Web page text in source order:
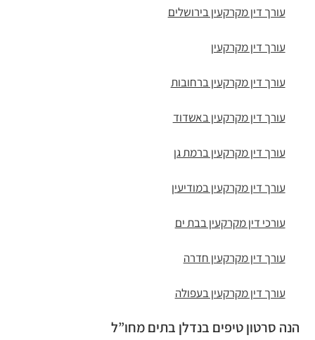
עורך דין מקרקעין בירושלים
עורך דין מקרקעין
עורך דין מקרקעין ברחובות
עורך דין מקרקעין באשדוד
עורך דין מקרקעין ברמת גן
עורך דין מקרקעין במודיעין
עורכי דין מקרקעין בבת ים
עורך דין מקרקעין חדרה
עורך דין מקרקעין בעפולה
הנה סרטון טיפים בנדלן בתים מחו”ל